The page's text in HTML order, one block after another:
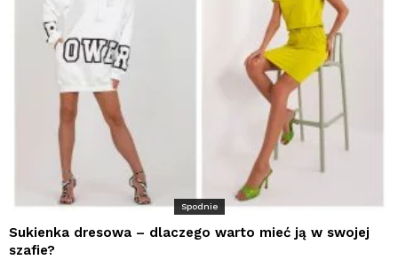
Spodnie
Sukienka dresowa – dlaczego warto mieć ją w swojej
szafie?